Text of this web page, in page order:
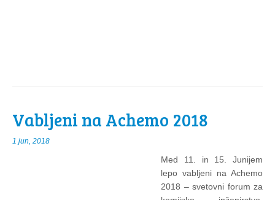
Vabljeni na Achemo 2018
1 jun, 2018
Med 11. in 15. Junijem
lepo vabljeni na Achemo
2018 – svetovni forum za